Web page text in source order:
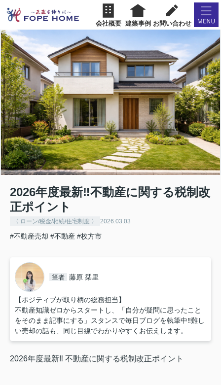
会社概要 建築事例 お問い合わせ
2026年度最新‼︎不動産に関する税制改
正ポイント
〈 ローン/税金/相続/住宅制度 〉 2026.03.03
#不動産売却 #不動産 #枚方市
筆者 藤原 栞里
【ポジティブが取り柄の総務担当】
不動産知識ゼロからスタートし、「自分が疑問に思ったこと
をそのまま記事にする」スタンスで毎日ブログを執筆中‼︎難し
い売却の話も、同じ目線でわかりやすくお伝えします。
2026年度最新‼︎ 不動産に関する税制改正ポイント